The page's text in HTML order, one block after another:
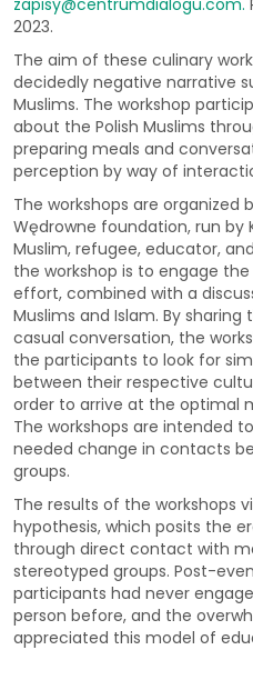
2023.
The aim of these culinary
decidedly negative narrative
Muslims. The workshop
about the Polish Muslims
preparing meals and
perception by way of
The workshops are
Wędrowne foundation, run by
Muslim, refugee, educator,
the workshop is to engage
effort, combined with a
Muslims and Islam. By sharing
casual conversation, the
the participants to look for
between their respective
order to arrive at the optimal
The workshops are intended
needed change in contacts
groups.
The results of the workshops
hypothesis, which posits the
through direct contact with
stereotyped groups. Post-
participants had never
person before, and the
appreciated this model of